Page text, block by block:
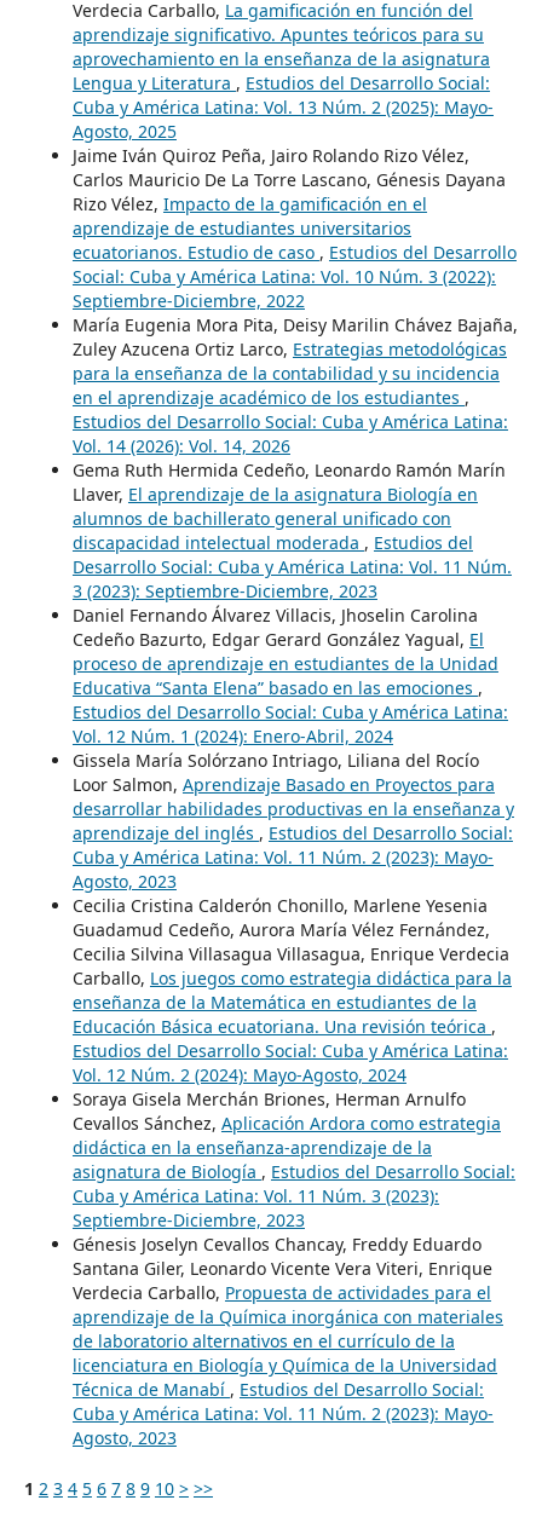
Verdecia Carballo, La gamificación en función del
aprendizaje significativo. Apuntes teóricos para su
aprovechamiento en la enseñanza de la asignatura
Lengua y Literatura , Estudios del Desarrollo Social:
Cuba y América Latina: Vol. 13 Núm. 2 (2025): Mayo-
Agosto, 2025
Jaime Iván Quiroz Peña, Jairo Rolando Rizo Vélez,
Carlos Mauricio De La Torre Lascano, Génesis Dayana
Rizo Vélez, Impacto de la gamificación en el
aprendizaje de estudiantes universitarios
ecuatorianos. Estudio de caso , Estudios del Desarrollo
Social: Cuba y América Latina: Vol. 10 Núm. 3 (2022):
Septiembre-Diciembre, 2022
María Eugenia Mora Pita, Deisy Marilin Chávez Bajaña,
Zuley Azucena Ortiz Larco, Estrategias metodológicas
para la enseñanza de la contabilidad y su incidencia
en el aprendizaje académico de los estudiantes ,
Estudios del Desarrollo Social: Cuba y América Latina:
Vol. 14 (2026): Vol. 14, 2026
Gema Ruth Hermida Cedeño, Leonardo Ramón Marín
Llaver, El aprendizaje de la asignatura Biología en
alumnos de bachillerato general unificado con
discapacidad intelectual moderada , Estudios del
Desarrollo Social: Cuba y América Latina: Vol. 11 Núm.
3 (2023): Septiembre-Diciembre, 2023
Daniel Fernando Álvarez Villacis, Jhoselin Carolina
Cedeño Bazurto, Edgar Gerard González Yagual, El
proceso de aprendizaje en estudiantes de la Unidad
Educativa “Santa Elena” basado en las emociones ,
Estudios del Desarrollo Social: Cuba y América Latina:
Vol. 12 Núm. 1 (2024): Enero-Abril, 2024
Gissela María Solórzano Intriago, Liliana del Rocío
Loor Salmon, Aprendizaje Basado en Proyectos para
desarrollar habilidades productivas en la enseñanza y
aprendizaje del inglés , Estudios del Desarrollo Social:
Cuba y América Latina: Vol. 11 Núm. 2 (2023): Mayo-
Agosto, 2023
Cecilia Cristina Calderón Chonillo, Marlene Yesenia
Guadamud Cedeño, Aurora María Vélez Fernández,
Cecilia Silvina Villasagua Villasagua, Enrique Verdecia
Carballo, Los juegos como estrategia didáctica para la
enseñanza de la Matemática en estudiantes de la
Educación Básica ecuatoriana. Una revisión teórica ,
Estudios del Desarrollo Social: Cuba y América Latina:
Vol. 12 Núm. 2 (2024): Mayo-Agosto, 2024
Soraya Gisela Merchán Briones, Herman Arnulfo
Cevallos Sánchez, Aplicación Ardora como estrategia
didáctica en la enseñanza-aprendizaje de la
asignatura de Biología , Estudios del Desarrollo Social:
Cuba y América Latina: Vol. 11 Núm. 3 (2023):
Septiembre-Diciembre, 2023
Génesis Joselyn Cevallos Chancay, Freddy Eduardo
Santana Giler, Leonardo Vicente Vera Viteri, Enrique
Verdecia Carballo, Propuesta de actividades para el
aprendizaje de la Química inorgánica con materiales
de laboratorio alternativos en el currículo de la
licenciatura en Biología y Química de la Universidad
Técnica de Manabí , Estudios del Desarrollo Social:
Cuba y América Latina: Vol. 11 Núm. 2 (2023): Mayo-
Agosto, 2023
1 2 3 4 5 6 7 8 9 10 > >>